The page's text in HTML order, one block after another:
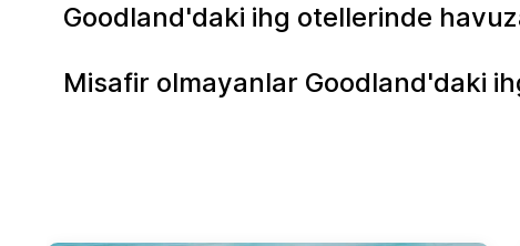
Goodland'daki ihg otellerinde
Misafir olmayanlar Goodland'daki